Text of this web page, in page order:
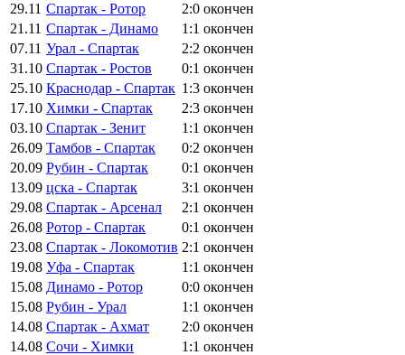
29.11 Спартак - Ротор 2:0 окончен
21.11 Спартак - Динамо 1:1 окончен
07.11 Урал - Спартак 2:2 окончен
31.10 Спартак - Ростов 0:1 окончен
25.10 Краснодар - Спартак 1:3 окончен
17.10 Химки - Спартак 2:3 окончен
03.10 Спартак - Зенит 1:1 окончен
26.09 Тамбов - Спартак 0:2 окончен
20.09 Рубин - Спартак 0:1 окончен
13.09 цска - Спартак 3:1 окончен
29.08 Спартак - Арсенал 2:1 окончен
26.08 Ротор - Спартак 0:1 окончен
23.08 Спартак - Локомотив 2:1 окончен
19.08 Уфа - Спартак 1:1 окончен
15.08 Динамо - Ротор 0:0 окончен
15.08 Рубин - Урал 1:1 окончен
14.08 Спартак - Ахмат 2:0 окончен
14.08 Сочи - Химки 1:1 окончен